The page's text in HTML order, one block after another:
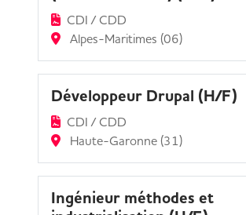
CDI / CDD
Alpes-Maritimes (06)
Développeur Drupal (H/F)
CDI / CDD
Haute-Garonne (31)
Ingénieur méthodes et